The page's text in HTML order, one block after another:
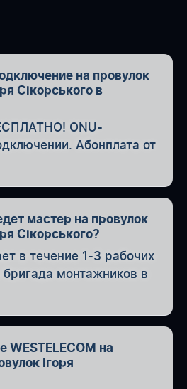
на провулок
Сікорського в
ONU-
Абонплата от
мастер на провулок
Сікорського?
в течение 1-3 рабочих
монтажников в
WESTELECOM на
Ігоря